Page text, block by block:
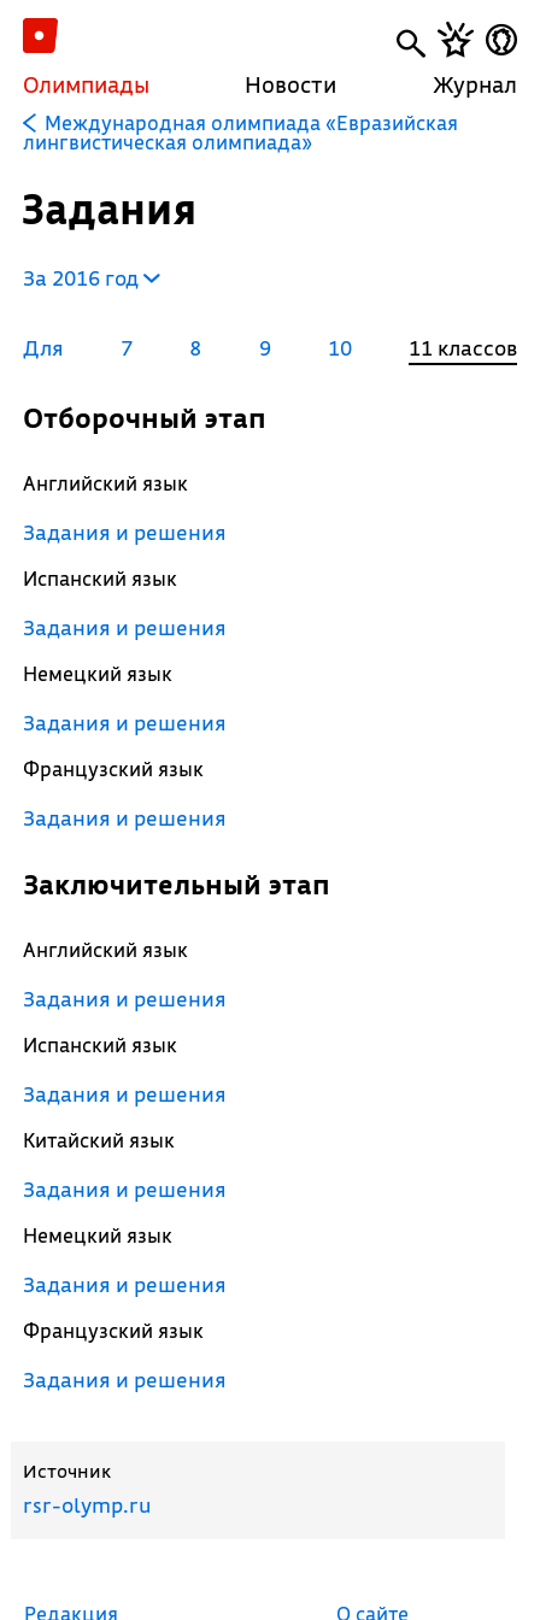
Олимпиады Новости Журнал
Международная олимпиада «Евразийская
лингвистическая олимпиада»
Задания
За 2016 год
Для 7 8 9 10 11 классов
Отборочный этап
Английский язык
Задания и решения
Испанский язык
Задания и решения
Немецкий язык
Задания и решения
Французский язык
Задания и решения
Заключительный этап
Английский язык
Задания и решения
Испанский язык
Задания и решения
Китайский язык
Задания и решения
Немецкий язык
Задания и решения
Французский язык
Задания и решения
Источник
rsr-olymp.ru
Редакция О сайте